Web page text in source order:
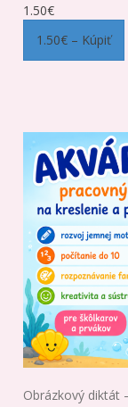
1.50€
1.50€ – Kúpiť
Obrázkový diktát